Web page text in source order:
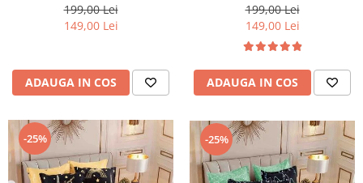
199,00 Lei
149,00 Lei
ADAUGA IN COS
199,00 Lei
149,00 Lei
ADAUGA IN COS
-25% -25%